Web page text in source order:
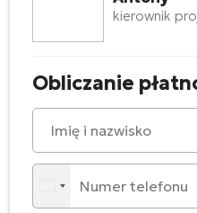
kierownik
Obliczanie